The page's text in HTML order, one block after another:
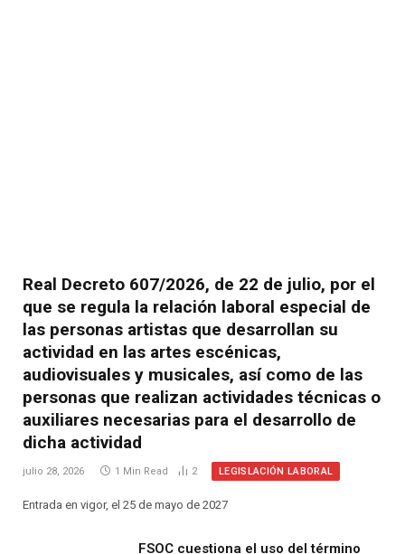
Real Decreto 607/2026, de 22 de julio, por el
que se regula la relación laboral especial de
las personas artistas que desarrollan su
actividad en las artes escénicas,
audiovisuales y musicales, así como de las
personas que realizan actividades técnicas o
auxiliares necesarias para el desarrollo de
dicha actividad
julio 28, 2026 1 Min Read 2 LEGISLACIÓN LABORAL
Entrada en vigor, el 25 de mayo de 2027
FSOC cuestiona el uso del término